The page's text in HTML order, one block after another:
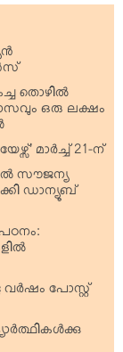
തൊഴില്‍
ഒരു ലക്ഷം
മാര്‍ച്ച് 21-ന്
സൗജന്യ
ഡാന്യൂബ്
വര്‍ഷം പോസ്റ്റ്